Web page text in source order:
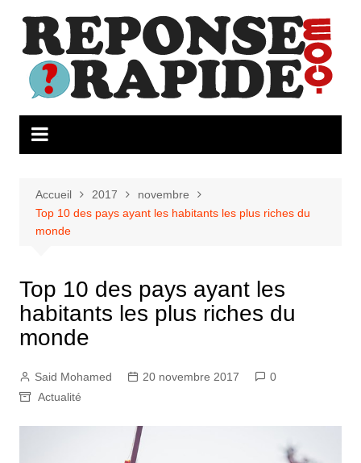
contenu
Accueil 2017
novembre
Top 10 des pays ayant les habitants les plus riches du
monde
Top 10 des pays ayant les
habitants les plus riches du
monde
Said Mohamed 20 novembre 2017
0
Actualité